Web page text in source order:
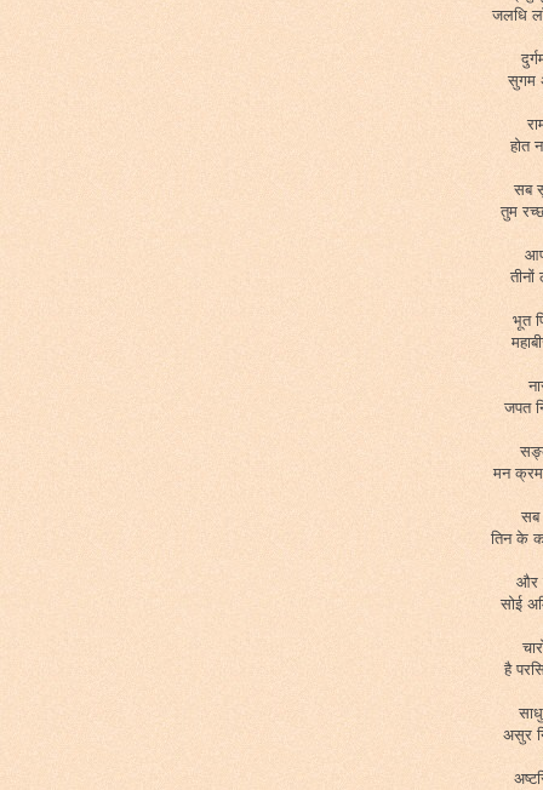
जलधि
सुगम
होत
सब
तुम
भूत
जपत
मन क्रम
सब
तिन के
और
सोई
है
असुर